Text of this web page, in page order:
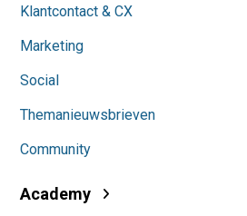
Klantcontact & CX
Marketing
Social
Themanieuwsbrieven
Community
Academy